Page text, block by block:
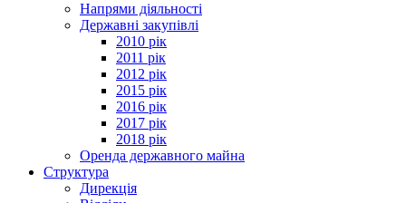
Напрями діяльності
Державні закупівлі
2010 рік
2011 рік
2012 рік
2015 рік
2016 рік
2017 рік
2018 рік
Оренда державного майна
Структура
Дирекція